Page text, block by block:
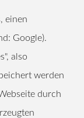
einen
Google).
also
werden
durch